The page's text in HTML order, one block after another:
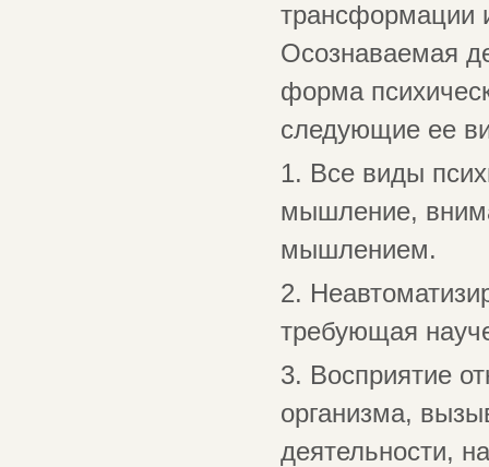
трансформации
Осознаваемая
форма
следующие ее
1. Все виды
мышление,
мышлением.
2.
требующая
3. Восприятие
организма,
деятельности,